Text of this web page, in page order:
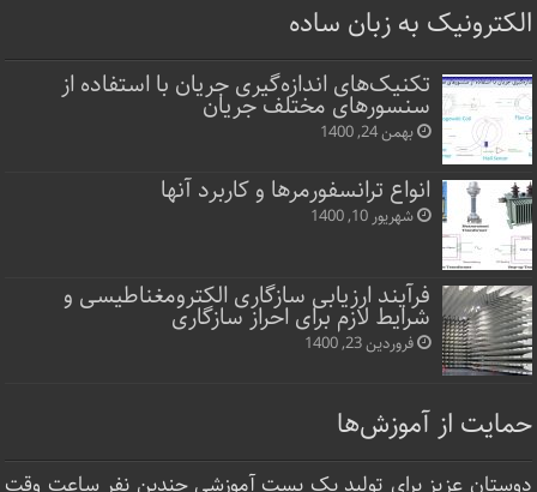
الکترونیک به زبان ساده
تکنیک‌های اندازه‌گیری جریان با استفاده از
سنسورهای مختلف جریان
بهمن 24, 1400
انواع ترانسفورمرها و کاربرد آنها
شهریور 10, 1400
فرآیند ارزیابی سازگاری الکترومغناطیسی و
شرایط لازم برای احراز سازگاری
فروردین 23, 1400
حمایت از آموزش‌ها